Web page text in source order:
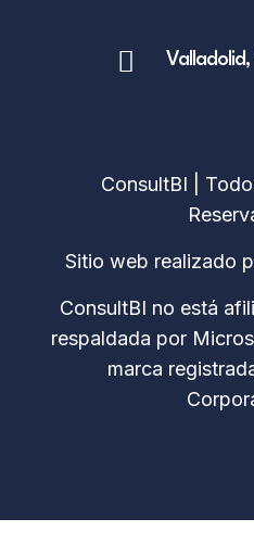
ConsultBI |
Sitio web realizado
ConsultBI no está
respaldada por
marca